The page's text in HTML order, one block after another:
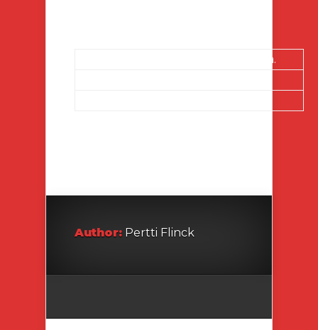
Yleispelaaja. Sopimus 1+0 vuotta.
Author: Pertti Flinck